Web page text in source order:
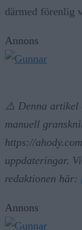
därmed förenlig
Annons
⚠️ Denna artikel
manuell
https://
uppdateringar.
redaktionen här:
Annons